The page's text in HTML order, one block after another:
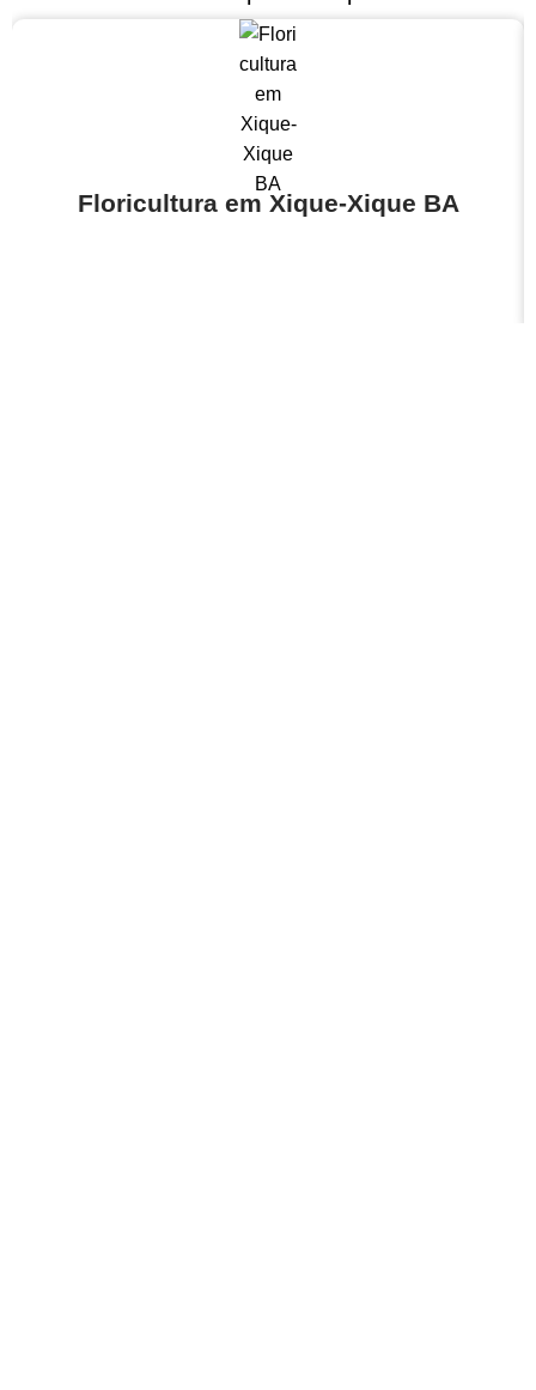
Floricultura em Xique-Xique BA